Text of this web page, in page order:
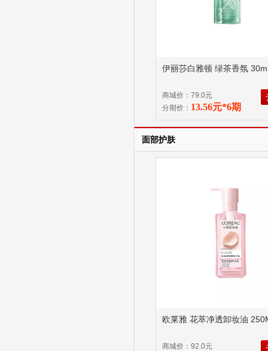
伊丽莎白雅顿 绿茶香氛
商城价：79.0元
分期价： 13.56元*6期
面部护肤
欧莱雅 花萃净透卸妆油
商城价：92.0元